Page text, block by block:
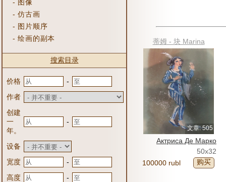
- 图像
-仿古画
- 图片顺序
-绘画的副本
搜索目录
价格
-
作者
创建
一
年。
-
设备
宽度
-
高度
-
蒂姆 - 块 Marina
文章: 505
Актриса Де Марко
50x32
100000 rubl
购买